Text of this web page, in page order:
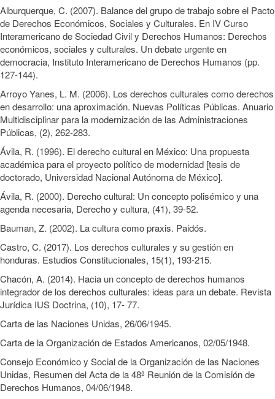
Alburquerque, C. (2007). Balance del grupo de trabajo sobre el Pacto
de Derechos Económicos, Sociales y Culturales. En IV Curso
Interamericano de Sociedad Civil y Derechos Humanos: Derechos
económicos, sociales y culturales. Un debate urgente en
democracia, Instituto Interamericano de Derechos Humanos (pp.
127-144).
Arroyo Yanes, L. M. (2006). Los derechos culturales como derechos
en desarrollo: una aproximación. Nuevas Políticas Públicas. Anuario
Multidisciplinar para la modernización de las Administraciones
Públicas, (2), 262-283.
Ávila, R. (1996). El derecho cultural en México: Una propuesta
académica para el proyecto político de modernidad [tesis de
doctorado, Universidad Nacional Autónoma de México].
Ávila, R. (2000). Derecho cultural: Un concepto polisémico y una
agenda necesaria, Derecho y cultura, (41), 39-52.
Bauman, Z. (2002). La cultura como praxis. Paidós.
Castro, C. (2017). Los derechos culturales y su gestión en
honduras. Estudios Constitucionales, 15(1), 193-215.
Chacón, A. (2014). Hacia un concepto de derechos humanos
integrador de los derechos culturales: ideas para un debate. Revista
Jurídica IUS Doctrina, (10), 17- 77.
Carta de las Naciones Unidas, 26/06/1945.
Carta de la Organización de Estados Americanos, 02/05/1948.
Consejo Económico y Social de la Organización de las Naciones
Unidas, Resumen del Acta de la 48ª Reunión de la Comisión de
Derechos Humanos, 04/06/1948.